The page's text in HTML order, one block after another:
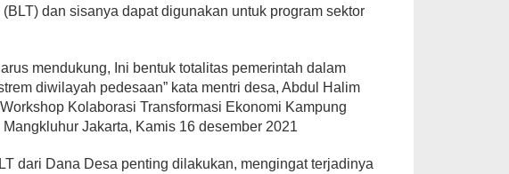
dan sisanya dapat digunakan untuk program sektor
mendukung, Ini bentuk totalitas pemerintah dalam
diwilayah pedesaan” kata mentri desa, Abdul Halim
Kolaborasi Transformasi Ekonomi Kampung
Jakarta, Kamis 16 desember 2021
dari Dana Desa penting dilakukan, mengingat terjadinya